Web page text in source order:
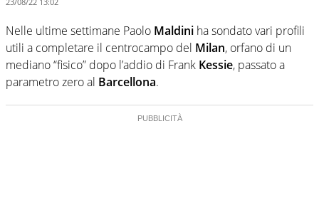
Nelle ultime settimane Paolo Maldini ha sondato vari profili
utili a completare il centrocampo del Milan, orfano di un
mediano “fisico” dopo l’addio di Frank Kessie, passato a
parametro zero al Barcellona.